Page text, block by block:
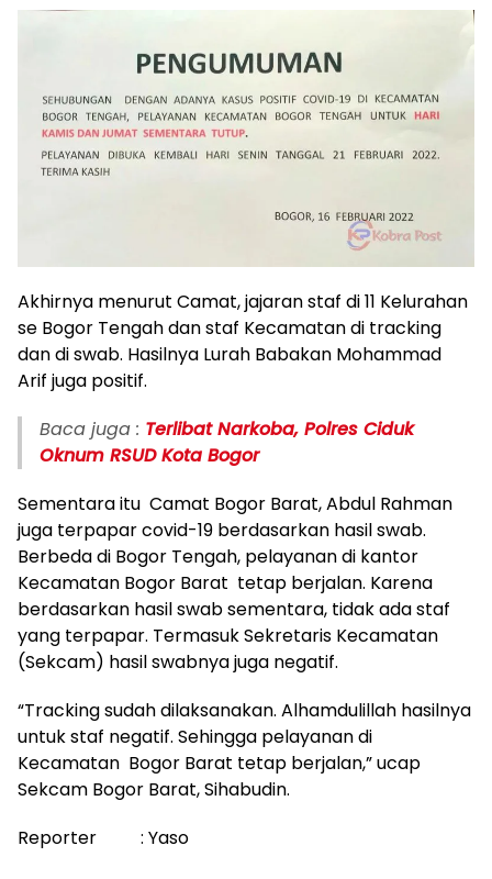
Akhirnya menurut Camat, jajaran staf di 11 Kelurahan
se Bogor Tengah dan staf Kecamatan di tracking
dan di swab. Hasilnya Lurah Babakan Mohammad
Arif juga positif.
Baca juga : Terlibat Narkoba, Polres Ciduk
Oknum RSUD Kota Bogor
Sementara itu Camat Bogor Barat, Abdul Rahman
juga terpapar covid-19 berdasarkan hasil swab.
Berbeda di Bogor Tengah, pelayanan di kantor
Kecamatan Bogor Barat tetap berjalan. Karena
berdasarkan hasil swab sementara, tidak ada staf
yang terpapar. Termasuk Sekretaris Kecamatan
(Sekcam) hasil swabnya juga negatif.
“Tracking sudah dilaksanakan. Alhamdulillah hasilnya
untuk staf negatif. Sehingga pelayanan di
Kecamatan Bogor Barat tetap berjalan,” ucap
Sekcam Bogor Barat, Sihabudin.
Reporter : Yaso